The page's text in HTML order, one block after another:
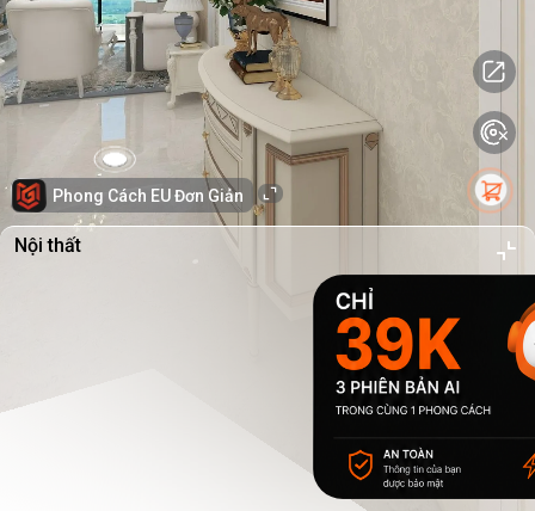
Phong Cách EU Đơn Giản
Nội thất